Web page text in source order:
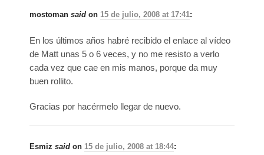
mostoman said on 15 de julio, 2008 at 17:41:
En los últimos años habré recibido el enlace al vídeo
de Matt unas 5 o 6 veces, y no me resisto a verlo
cada vez que cae en mis manos, porque da muy
buen rollito.
Gracias por hacérmelo llegar de nuevo.
Esmiz said on 15 de julio, 2008 at 18:44: